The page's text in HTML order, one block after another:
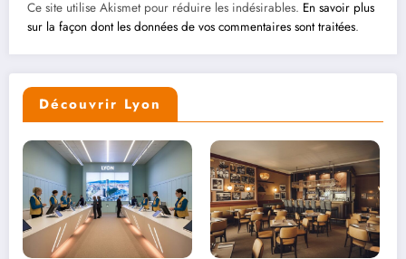
Ce site utilise Akismet pour réduire les indésirables. En savoir plus
sur la façon dont les données de vos commentaires sont traitées.
Découvrir Lyon